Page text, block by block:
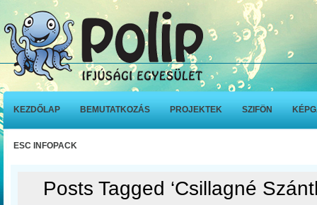
KEZDŐLAP BEMUTATKOZÁS PROJEKTEK SZIFÖN
ESC INFOPACK
Posts Tagged ‘Csillagné